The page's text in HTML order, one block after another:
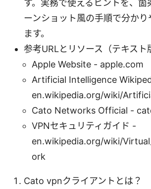
す。実務で使えるヒントを、箇
ーンショット風の手順で分かり
ます。
参考URLとリソース（テキスト
Apple Website - apple.com
Artificial Intelligence
en.wikipedia.org/wiki/
Cato Networks Official -
VPNセキュリティガイド -
en.wikipedia.org/wiki/
ork
Cato vpnクライアントとは？